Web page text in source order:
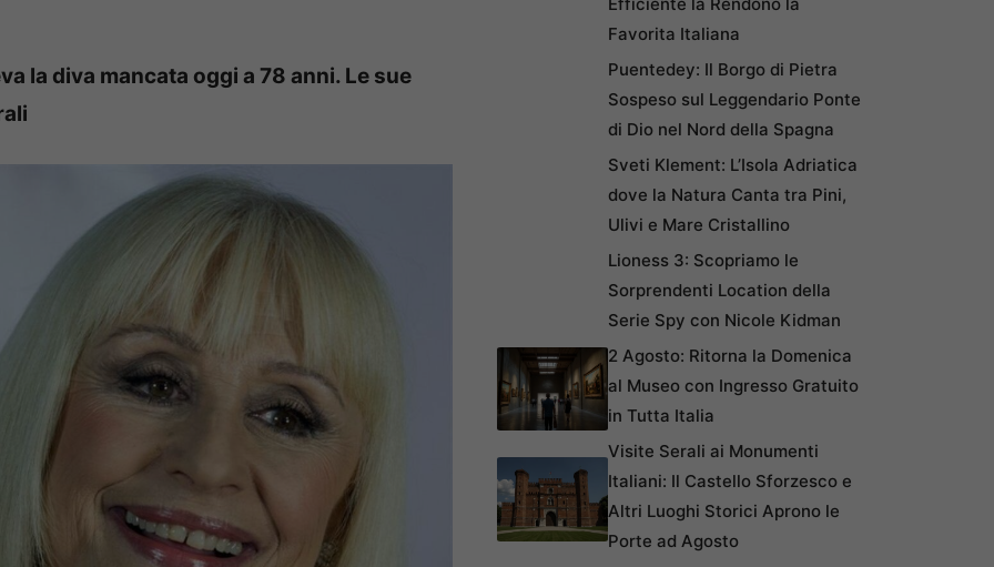
la diva mancata oggi a 78 anni. Le sue
Efficiente la Rendono la
Favorita Italiana
Puentedey: Il Borgo di Pietra
Sospeso sul Leggendario Ponte
di Dio nel Nord della Spagna
Sveti Klement: L’Isola Adriatica
dove la Natura Canta tra Pini,
Ulivi e Mare Cristallino
Lioness 3: Scopriamo le
Sorprendenti Location della
Serie Spy con Nicole Kidman
2 Agosto: Ritorna la Domenica
al Museo con Ingresso Gratuito
in Tutta Italia
Visite Serali ai Monumenti
Italiani: Il Castello Sforzesco e
Altri Luoghi Storici Aprono le
Porte ad Agosto